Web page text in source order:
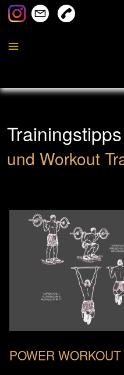
Trainingstipps
und Workout
POWER